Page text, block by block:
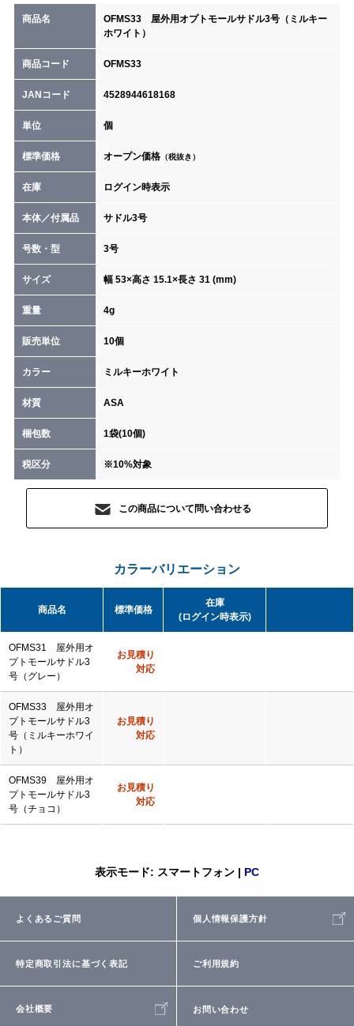
商品名
OFMS33 屋外用オプトモールサドル3号（ミルキー
ホワイト）
商品コード OFMS33
JANコード 4528944618168
単位 個
標準価格 オープン価格（税抜き）
在庫 ログイン時表示
本体／付属品 サドル3号
号数・型 3号
サイズ 幅 53×高さ 15.1×長さ 31 (mm)
重量 4g
販売単位 10個
カラー ミルキーホワイト
材質 ASA
梱包数 1袋(10個)
税区分 ※10%対象
この商品について問い合わせる
カラーバリエーション
商品名 標準価格
在庫
(ログイン時表示)
OFMS31 屋外用オ
プトモールサドル3
号（グレー）
お見積り
対応
OFMS33 屋外用オ
プトモールサドル3
号（ミルキーホワイ
ト）
お見積り
対応
OFMS39 屋外用オ
プトモールサドル3
号（チョコ）
お見積り
対応
表示モード: スマートフォン | PC
よくあるご質問 個人情報保護方針
特定商取引法に基づく表記 ご利用規約
会社概要 お問い合わせ